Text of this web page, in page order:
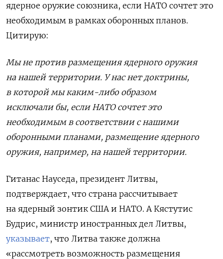
ядерное оружие союзника, если НАТО сочтет это
необходимым в рамках оборонных планов.
Цитирую:
Мы не против размещения ядерного оружия
на нашей территории. У нас нет доктрины,
в которой мы каким-либо образом
исключали бы, если НАТО сочтет это
необходимым в соответствии с нашими
оборонными планами, размещение ядерного
оружия, например, на нашей территории.
Гитанас Науседа, президент Литвы,
подтверждает, что страна рассчитывает
на ядерный зонтик США и НАТО. А Кястутис
Будрис, министр иностранных дел Литвы,
указывает, что Литва также должна
«рассмотреть возможность размещения